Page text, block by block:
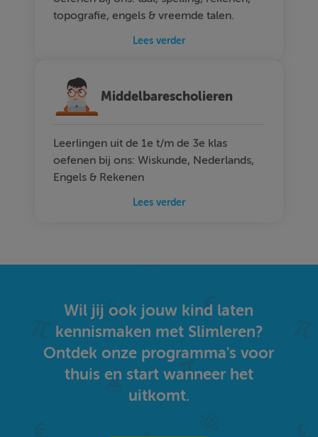
topografie, engels & vreemde talen.
Lees verder
Middelbarescholieren
Leerlingen uit de 1e t/m de 3e klas
oefenen bij ons: Wiskunde, Nederlands,
Engels & Rekenen
Lees verder
Wil jij ook jouw kind laten
kennismaken met Slimleren?
Ontdek onze programma's voor
thuis en start wanneer het
uitkomt.